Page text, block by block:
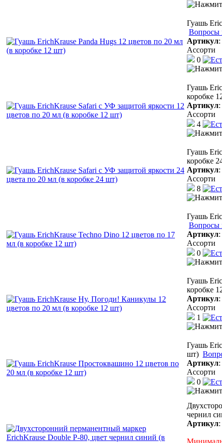
Гуашь
Вопросы
Артикул:
Ассорти
0
Гуашь
коробке
Артикул:
Ассорти
4
Гуашь
коробке
Артикул:
Ассорти
8
Гуашь
Вопросы
Артикул:
Ассорти
0
Гуашь
коробке
Артикул:
Ассорти
1
Гуашь
шт)
Артикул:
Ассорти
0
чернил
Артикул: